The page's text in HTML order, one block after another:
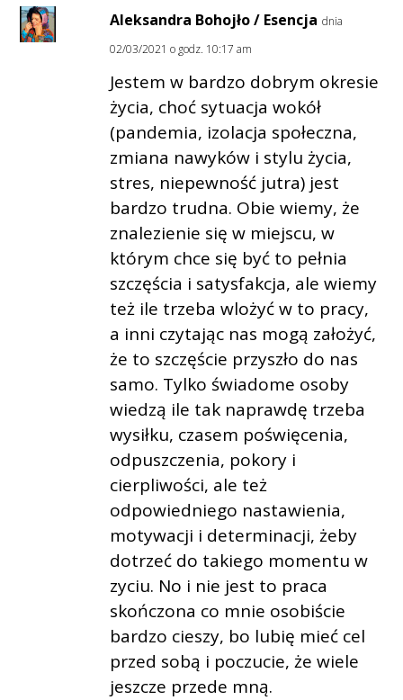
Aleksandra Bohojło / Esencja dnia
02/03/2021 o godz. 10:17 am
Jestem w bardzo dobrym okresie
życia, choć sytuacja wokół
(pandemia, izolacja społeczna,
zmiana nawyków i stylu życia,
stres, niepewność jutra) jest
bardzo trudna. Obie wiemy, że
znalezienie się w miejscu, w
którym chce się być to pełnia
szczęścia i satysfakcja, ale wiemy
też ile trzeba wlożyć w to pracy,
a inni czytając nas mogą założyć,
że to szczęście przyszło do nas
samo. Tylko świadome osoby
wiedzą ile tak naprawdę trzeba
wysiłku, czasem poświęcenia,
odpuszczenia, pokory i
cierpliwości, ale też
odpowiedniego nastawienia,
motywacji i determinacji, żeby
dotrzeć do takiego momentu w
zyciu. No i nie jest to praca
skończona co mnie osobiście
bardzo cieszy, bo lubię mieć cel
przed sobą i poczucie, że wiele
jeszcze przede mną.